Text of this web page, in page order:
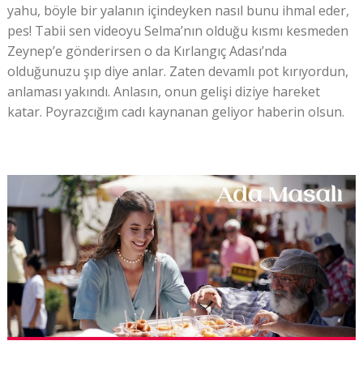
yahu, böyle bir yalanın içindeyken nasıl bunu ihmal eder,
pes! Tabii sen videoyu Selma’nın olduğu kısmı kesmeden
Zeynep’e gönderirsen o da Kırlangıç Adası’nda
olduğunuzu şıp diye anlar. Zaten devamlı pot kırıyordun,
anlaması yakındı. Anlasın, onun gelişi diziye hareket
katar. Poyrazcığım cadı kaynanan geliyor haberin olsun.